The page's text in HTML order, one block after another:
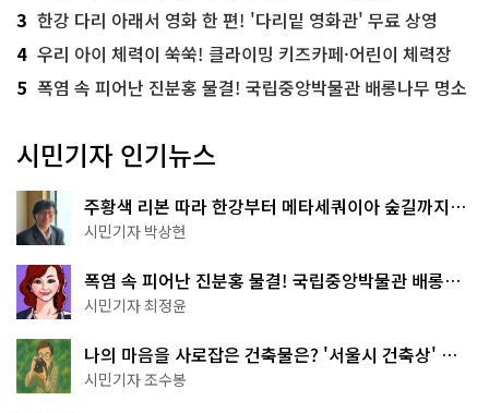
3 한강 다리 아래서 영화 한 편! '다리밑 영화관' 무료 상영
4 우리 아이 체력이 쑥쑥! 클라이밍 키즈카페·어린이 체력장
5 폭염 속 피어난 진분홍 물결! 국립중앙박물관 배롱나무 명소
시민기자 인기뉴스
주황색 리본 따라 한강부터 메타세쿼이아 숲길까지…
서울둘레길 15코스
시민기자 박상현
폭염 속 피어난 진분홍 물결! 국립중앙박물관 배롱나
무 명소
시민기자 최정윤
나의 마음을 사로잡은 건축물은? '서울시 건축상' 수
상작 공개!
시민기자 조수봉